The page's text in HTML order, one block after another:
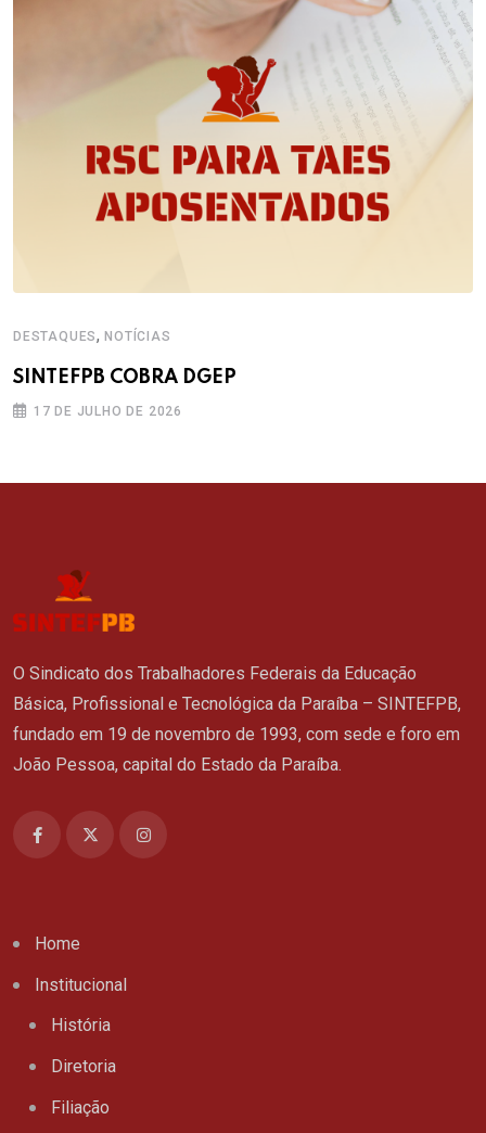
DESTAQUES,NOTÍCIAS
SINTEFPB COBRA DGEP
17 DE JULHO DE 2026
O Sindicato dos Trabalhadores Federais da Educação
Básica, Profissional e Tecnológica da Paraíba – SINTEFPB,
fundado em 19 de novembro de 1993, com sede e foro em
João Pessoa, capital do Estado da Paraíba.
Home
Institucional
História
Diretoria
Filiação